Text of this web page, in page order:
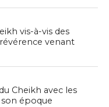
vis-à-vis des
venant
Cheikh avec les
époque